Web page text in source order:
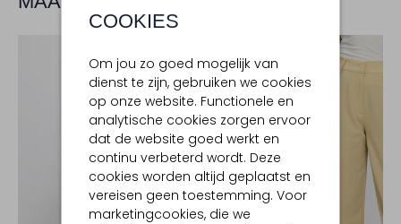
COOKIES
Om jou zo goed mogelijk van
dienst te zijn, gebruiken we cookies
op onze website. Functionele en
analytische cookies zorgen ervoor
dat de website goed werkt en
continu verbeterd wordt. Deze
cookies worden altijd geplaatst en
vereisen geen toestemming. Voor
marketingcookies, die we